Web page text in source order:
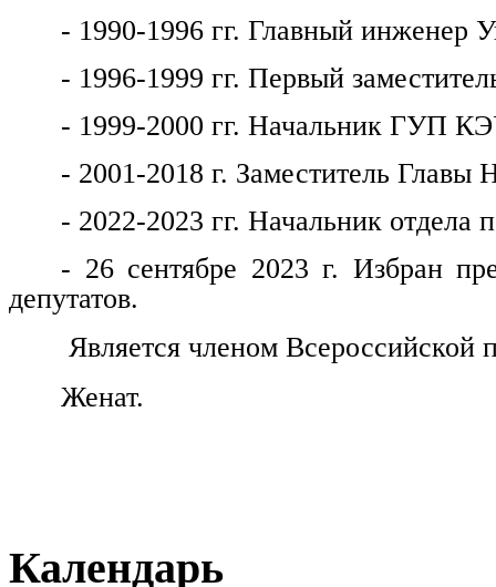
- 1990-1996 гг. Главный
- 1996-1999 гг. Первый
- 1999-2000 гг. Начальник ГУП
- 2001-2018 г. Заместитель Главы
- 2022-2023 гг. Начальник
- 26 сентябре 2023 г. Избран
депутатов.
Является членом Всероссийской
Женат.
Календарь